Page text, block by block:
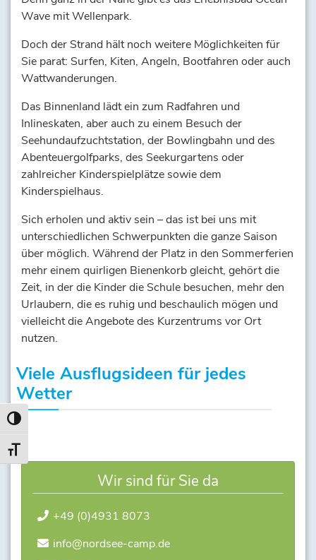
Umschalten auf hohe Kontraste
Schrift vergrößern
Wave mit Wellenpark.
Doch der Strand hält noch weitere Möglichkeiten für
Sie parat: Surfen, Kiten, Angeln, Bootfahren oder auch
Wattwanderungen.
Das Binnenland lädt ein zum Radfahren und
Inlineskaten, aber auch zu einem Besuch der
Seehundaufzuchtstation, der Bowlingbahn und des
Abenteuergolfparks, des Seekurgartens oder
zahlreicher Kinderspielplätze sowie dem
Kinderspielhaus.
Sich erholen und aktiv sein – das ist bei uns mit
unterschiedlichen Schwerpunkten die ganze Saison
über möglich. Während der Platz in den Sommerferien
mehr einem quirligen Bienenkorb gleicht, gehört die
Zeit, in der die Kinder die Schule besuchen, mehr den
Urlaubern, die es ruhig und beschaulich mögen und
vielleicht die Angebote des Kurzentrums vor Ort
nutzen.
Viele Ausflugsideen für jedes
Wetter
Wir sind für Sie da
+49 (0)4931 8073
info@nordsee-camp.de